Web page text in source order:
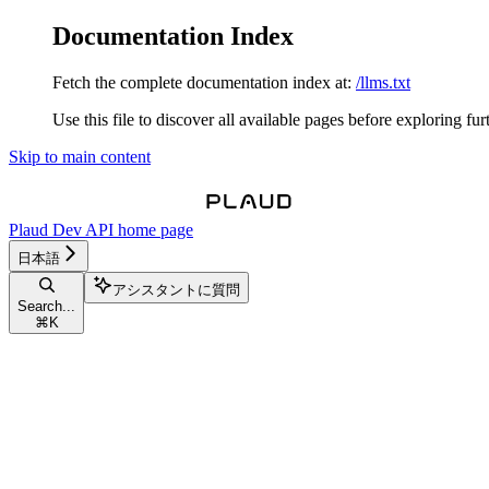
Documentation Index
Fetch the complete documentation index at: /llms.txt
Use this file to discover all available pages before exploring
Skip to main content
Plaud Dev API home page
日本語
Search...
⌘ K
アシスタントに質問